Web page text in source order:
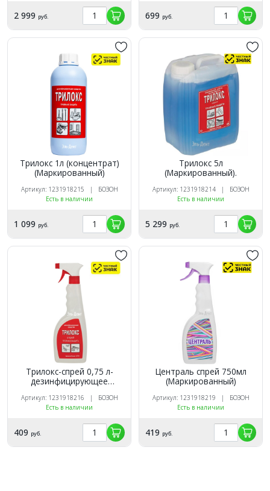
2 999 руб. 699 руб.
Трилокс 1л (концентрат)
(Маркированный)
Артикул: 1231918215 | БОЗОН
Есть в наличии
1 099 руб.
Трилокс 5л
(Маркированный).
Артикул: 1231918214 | БОЗОН
Есть в наличии
5 299 руб.
Трилокс-спрей 0,75 л-
дезинфицирующее
спектра действия
(Маркированный)
Артикул: 1231918216 | БОЗОН
Есть в наличии
409 руб.
Централь спрей 750мл
(Маркированный)
Артикул: 1231918219 | БОЗОН
Есть в наличии
419 руб.